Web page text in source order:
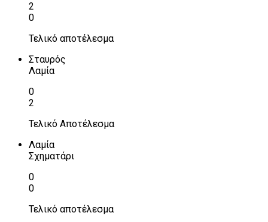
2
0
Τελικό αποτέλεσμα
Σταυρός
Λαμία
0
2
Τελικό Αποτέλεσμα
Λαμία
Σχηματάρι
0
0
Τελικό αποτέλεσμα